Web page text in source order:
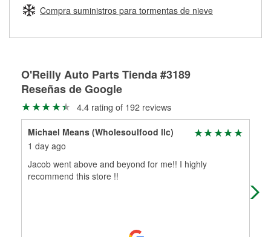
Más información sobre el Programa de Préstamo de
medirán tus tambores o discos para determinar si pueden
ser rectificados con seguridad. Si tus tambores o discos no
partes de reemplazo correctas para tu reparación.
Compra suministros para tormentas de nieve
O'Reilly Auto Parts Tienda #3189
Reseñas de Google
4.4 rating of 192 reviews
Michael Means (Wholesoulfood llc)
1 day ago
Jacob went above and beyond for me!! I highly
recommend this store !!